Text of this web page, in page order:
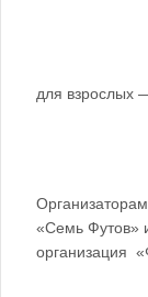
для взрослых
«Семь Футов»
организация